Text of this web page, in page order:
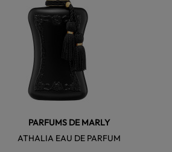
PARFUMS DE MARLY
ATHALIA EAU DE PARFUM